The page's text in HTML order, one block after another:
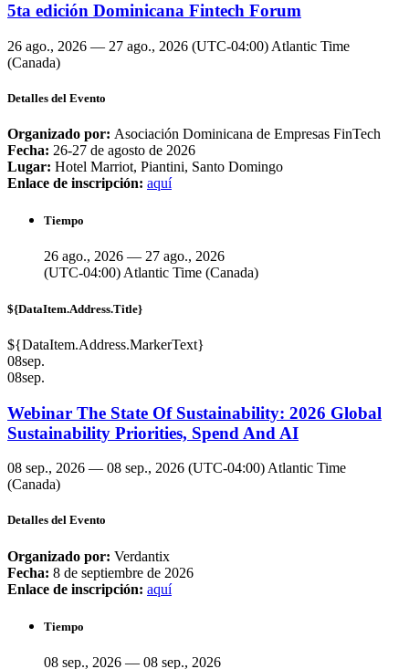
5ta edición Dominicana Fintech Forum
26 ago., 2026 — 27 ago., 2026 (UTC-04:00) Atlantic Time
(Canada)
Detalles del Evento
Organizado por: Asociación Dominicana de Empresas FinTech
Fecha: 26-27 de agosto de 2026
Lugar: Hotel Marriot, Piantini, Santo Domingo
Enlace de inscripción: aquí
Tiempo
26 ago., 2026 — 27 ago., 2026
(UTC-04:00) Atlantic Time (Canada)
${DataItem.Address.Title}
${DataItem.Address.MarkerText}
08sep.
08sep.
Webinar The State Of Sustainability: 2026 Global
Sustainability Priorities, Spend And AI
08 sep., 2026 — 08 sep., 2026 (UTC-04:00) Atlantic Time
(Canada)
Detalles del Evento
Organizado por: Verdantix
Fecha: 8 de septiembre de 2026
Enlace de inscripción: aquí
Tiempo
08 sep., 2026 — 08 sep., 2026